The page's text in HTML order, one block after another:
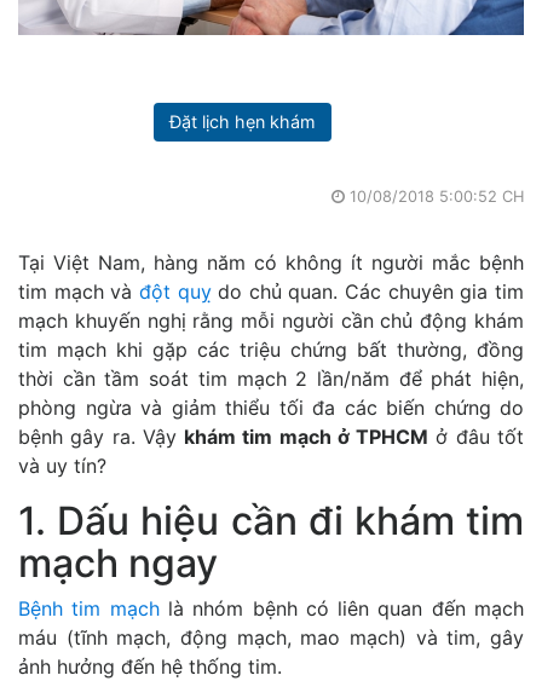
Đặt lịch hẹn khám
10/08/2018 5:00:52 CH
Tại Việt Nam, hàng năm có không ít người mắc bệnh
tim mạch và đột quỵdo chủ quan. Các chuyên gia tim
mạch khuyến nghị rằng mỗi người cần chủ động khám
tim mạch khi gặp các triệu chứng bất thường, đồng
thời cần tầm soát tim mạch 2 lần/năm để phát hiện,
phòng ngừa và giảm thiểu tối đa các biến chứng do
bệnh gây ra. Vậy khám tim mạch ở TPHCM ở đâu tốt
và uy tín?
1. Dấu hiệu cần đi khám tim
mạch ngay
Bệnh tim mạchlà nhóm bệnh có liên quan đến mạch
máu (tĩnh mạch, động mạch, mao mạch) và tim, gây
ảnh hưởng đến hệ thống tim.